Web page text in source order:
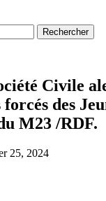
Civile
des
M23 /RDF.
25, 2024